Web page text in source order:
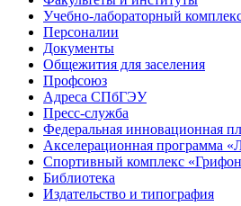
Учебно-лабораторный
Персоналии
Документы
Общежития для заселения
Профсоюз
Адреса СПбГЭУ
Пресс-служба
Федеральная инновационная
Акселерационная программа
Спортивный комплекс
Библиотека
Издательство и типография